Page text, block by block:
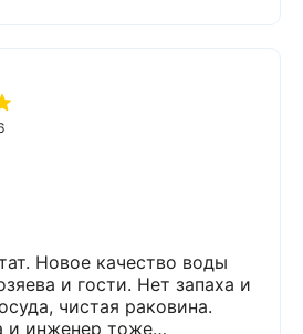
Новое качество воды
и гости. Нет запаха и
чистая раковина.
и инженер тоже